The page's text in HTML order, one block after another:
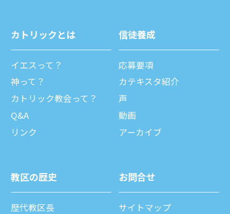
カトリックとは
イエスって？
神って？
カトリック教会って？
Q&A
リンク
信徒養成
応募要項
カテキスタ紹介
声
動画
アーカイブ
教区の歴史
歴代教区⻑
お問合せ
サイトマップ